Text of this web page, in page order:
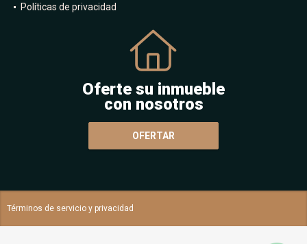
Políticas de privacidad
Oferte su inmueble
con nosotros
OFERTAR
Términos de servicio y privacidad